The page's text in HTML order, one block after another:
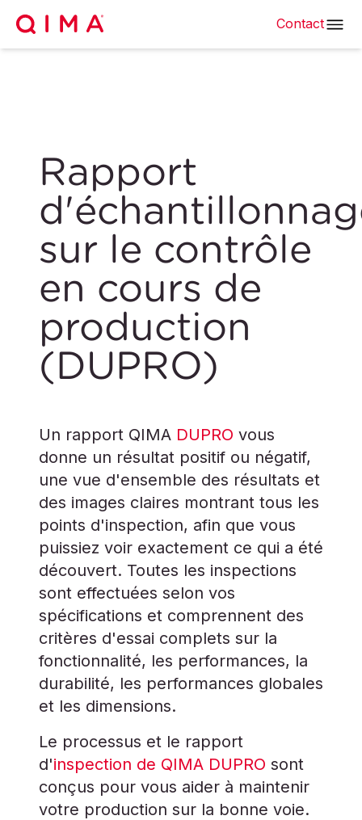
Contact
Rapport
sur le contrôle
en cours de
production
(DUPRO)
Un rapport QIMA DUPRO vous
donne un résultat positif ou négatif,
une vue d'ensemble des résultats et
des images claires montrant tous les
points d'inspection, afin que vous
puissiez voir exactement ce qui a été
découvert. Toutes les inspections
sont effectuées selon vos
spécifications et comprennent des
critères d'essai complets sur la
fonctionnalité, les performances, la
durabilité, les performances globales
et les dimensions.
Le processus et le rapport
d'inspection de QIMA DUPRO sont
conçus pour vous aider à maintenir
votre production sur la bonne voie.